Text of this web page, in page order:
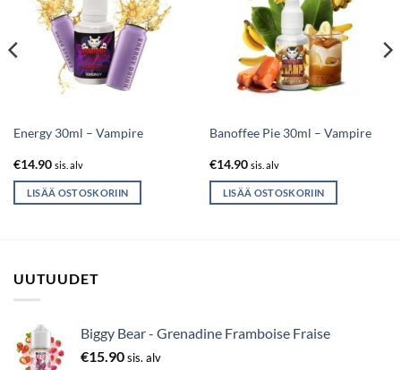
Energy 30ml – Vampire
€14.90 sis. alv
LISÄÄ OSTOSKORIIN
Banoffee Pie 30ml – Vampire
€14.90 sis. alv
LISÄÄ OSTOSKORIIN
UUTUUDET
Biggy Bear - Grenadine Framboise Fraise
€15.90sis. alv